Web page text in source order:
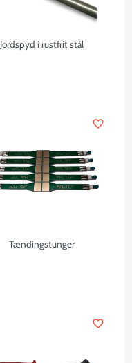
Jordspyd i rustfrit stål
Tændingstunger
favorite_border
favorite_border